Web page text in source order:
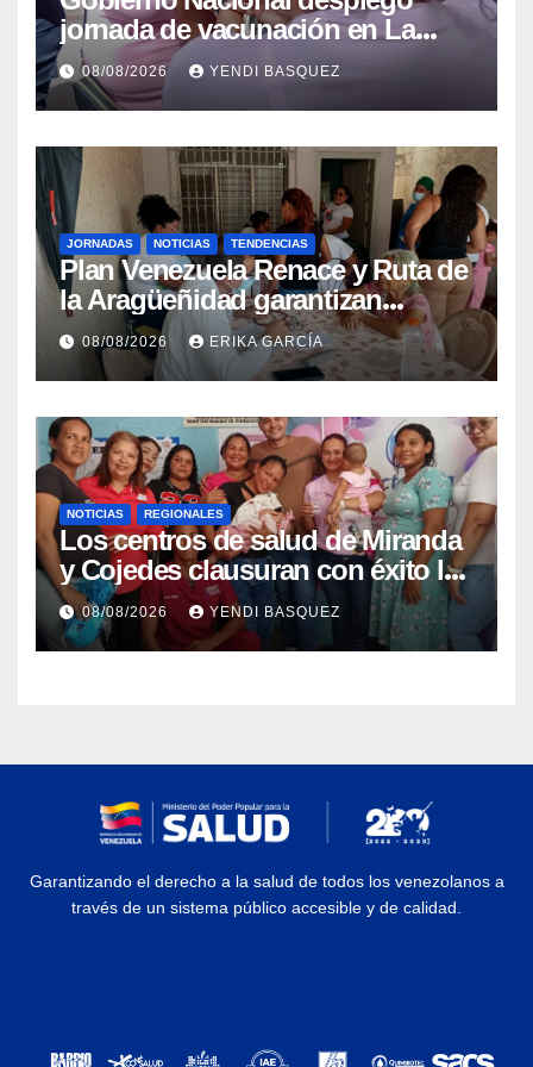
jornada de vacunación en La
Guaira para garantizar protección
epidemiológica
08/08/2026 YENDI BASQUEZ
JORNADAS NOTICIAS TENDENCIAS
Plan Venezuela Renace y Ruta de
la Aragüeñidad garantizan
atención médica integral en
Aragua
08/08/2026 ERIKA GARCÍA
NOTICIAS REGIONALES
Los centros de salud de Miranda
y Cojedes clausuran con éxito la
Semana Mundial de la Lactancia
Materna
08/08/2026 YENDI BASQUEZ
Garantizando el derecho a la salud de todos los venezolanos a
través de un sistema público accesible y de calidad.